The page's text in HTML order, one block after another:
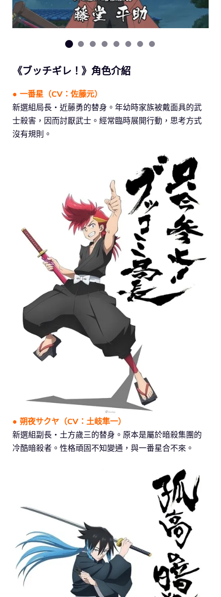
《ブッチギレ！》角色介紹
● 一番星（CV：佐藤元）
新選組局長・近藤勇的替身。年幼時家族被戴面具的武
士殺害，因而討厭武士。經常臨時展開行動，思考方式
沒有規則。
● 朔夜サクヤ（CV：土岐隼一）
新選組副長・土方歲三的替身。原本是屬於暗殺集團的
冷酷暗殺者。性格頑固不知變通，與一番星合不來。